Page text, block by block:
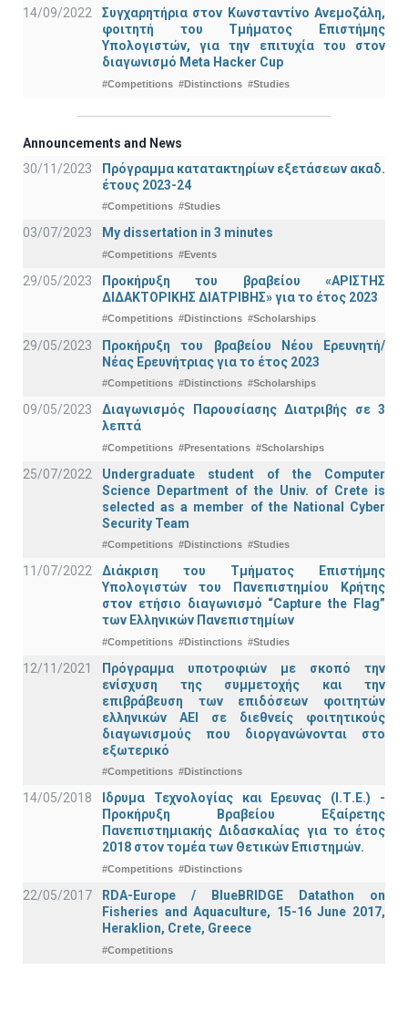
14/09/2022
Συγχαρητήρια στον Κωνσταντίνο Ανεμοζάλη,
φοιτητή του Τμήματος Επιστήμης
Υπολογιστών, για την επιτυχία του στον
διαγωνισμό Meta Hacker Cup
#Competitions #Distinctions #Studies
Announcements and News
30/11/2023
Πρόγραμμα κατατακτηρίων εξετάσεων ακαδ.
έτους 2023-24
#Competitions #Studies
03/07/2023 My dissertation in 3 minutes
#Competitions #Events
29/05/2023
Προκήρυξη του βραβείου «ΑΡΙΣΤΗΣ
ΔΙΔΑΚΤΟΡΙΚΗΣ ΔΙΑΤΡΙΒΗΣ» για το έτος 2023
#Competitions #Distinctions #Scholarships
29/05/2023
Προκήρυξη του βραβείου Νέου Ερευνητή/
Νέας Ερευνήτριας για το έτος 2023
#Competitions #Distinctions #Scholarships
09/05/2023
Διαγωνισμός Παρουσίασης Διατριβής σε 3
λεπτά
#Competitions #Presentations #Scholarships
25/07/2022
Undergraduate student of the Computer
Science Department of the Univ. of Crete is
selected as a member of the National Cyber
Security Team
#Competitions #Distinctions #Studies
11/07/2022
Διάκριση του Τμήματος Επιστήμης
Υπολογιστών του Πανεπιστημίου Κρήτης
στον ετήσιο διαγωνισμό “Capture the Flag”
των Ελληνικών Πανεπιστημίων
#Competitions #Distinctions #Studies
12/11/2021
Πρόγραμμα υποτροφιών με σκοπό την
ενίσχυση της συμμετοχής και την
επιβράβευση των επιδόσεων φοιτητών
ελληνικών ΑΕΙ σε διεθνείς φοιτητικούς
διαγωνισμούς που διοργανώνονται στο
εξωτερικό
#Competitions #Distinctions
14/05/2018
Ιδρυμα Τεχνολογίας και Ερευνας (Ι.Τ.Ε.) -
Προκήρυξη Βραβείου Εξαίρετης
Πανεπιστημιακής Διδασκαλίας για το έτος
2018 στον τομέα των Θετικών Επιστημών.
#Competitions #Distinctions
22/05/2017
RDA-Europe / BlueBRIDGE Datathon on
Fisheries and Aquaculture, 15-16 June 2017,
Heraklion, Crete, Greece
#Competitions